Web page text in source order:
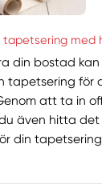
med
din bostad
tapetsering
att ta in
även hitta
din